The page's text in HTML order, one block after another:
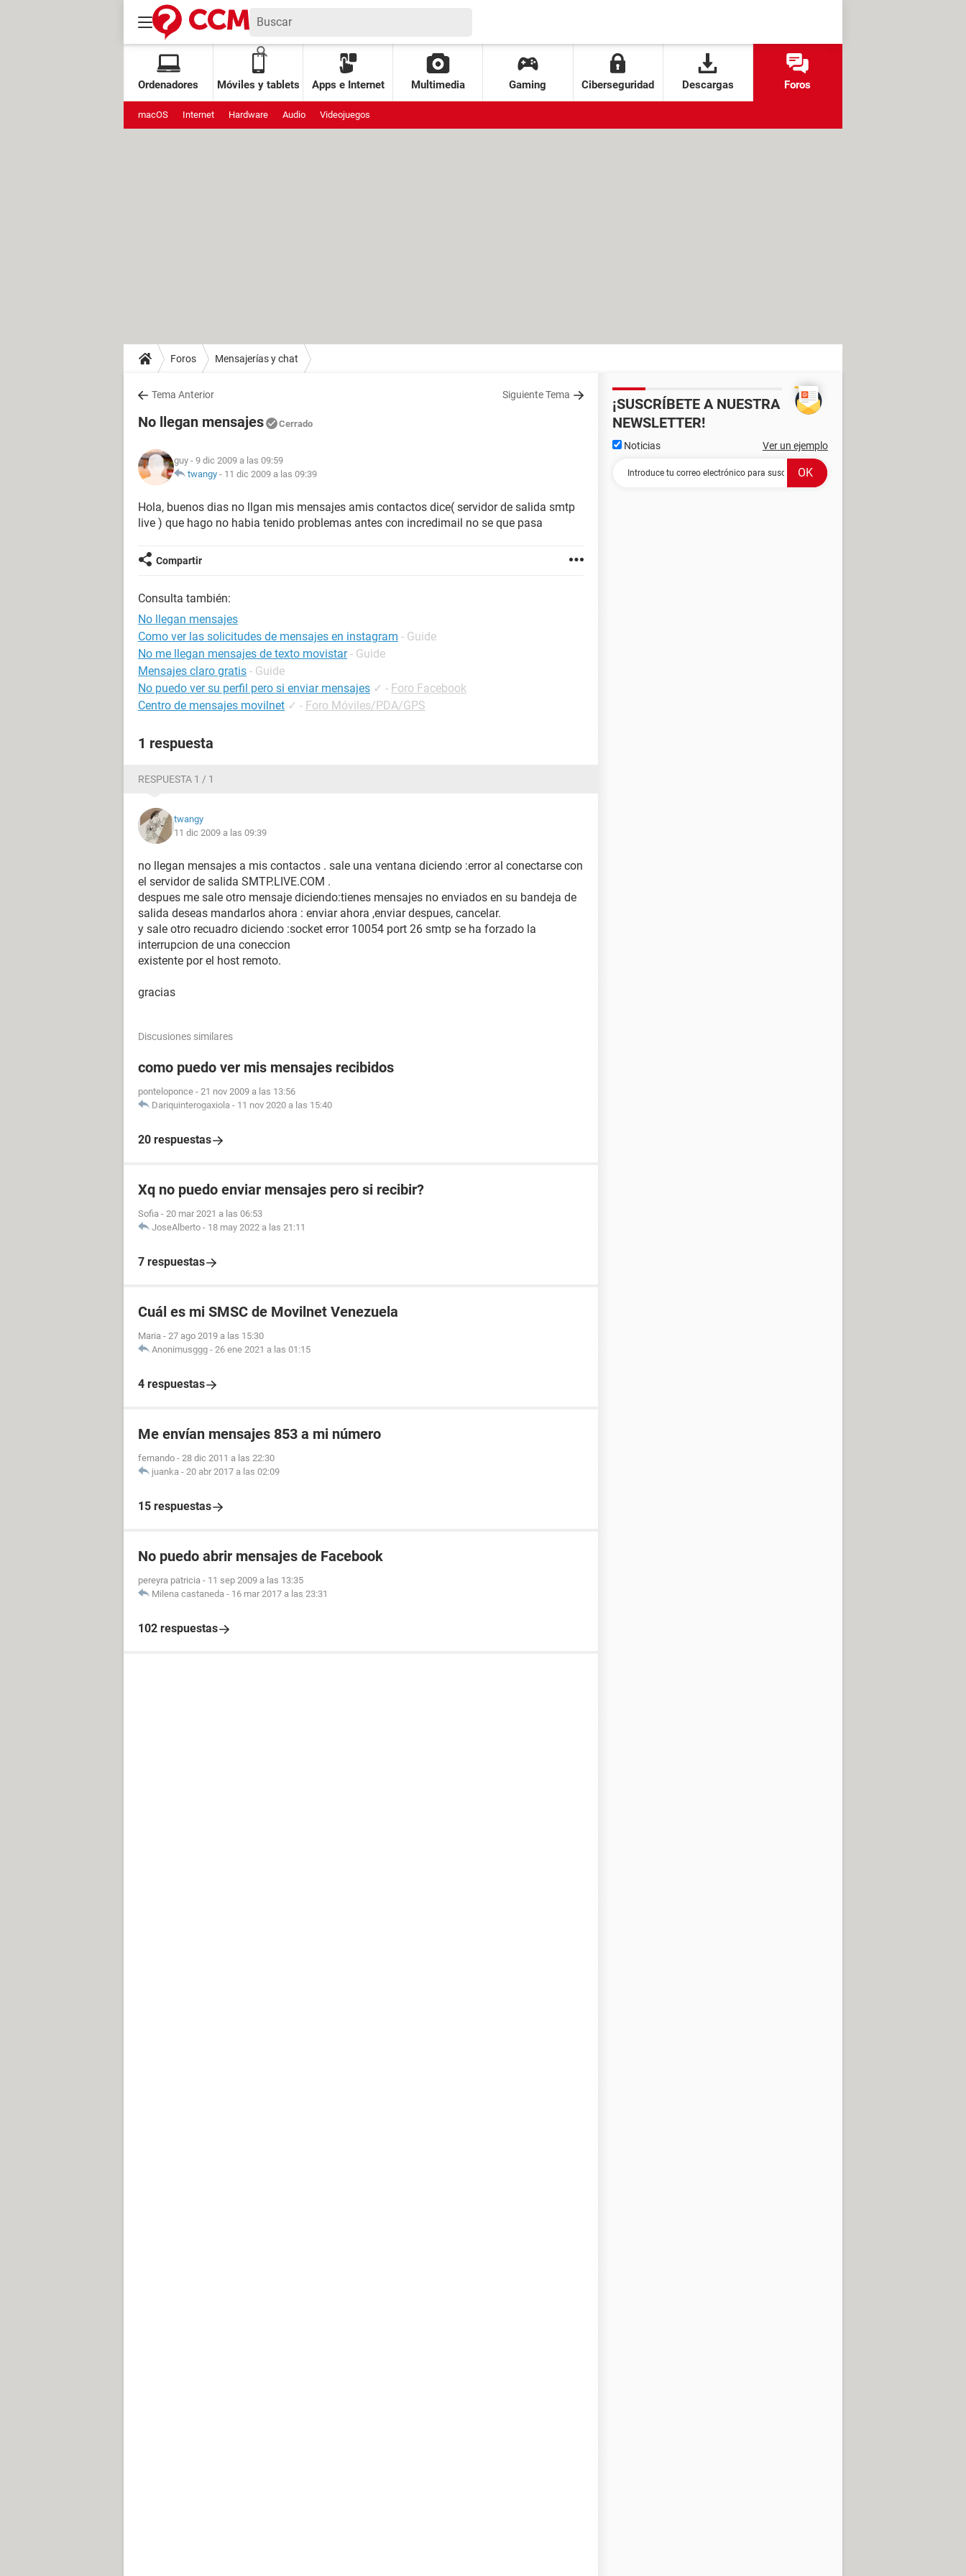
Ordenadores Móviles y tablets Apps e Internet Multimedia Gaming Ciberseguridad Descargas Foros
macOS Internet Hardware Audio Videojuegos
Foros Mensajerías y chat
Tema Anterior Siguiente Tema
No llegan mensajes Cerrado
guy - 9 dic 2009 a las 09:59
twangy - 11 dic 2009 a las 09:39
Hola, buenos dias no llgan mis mensajes amis contactos dice( servidor de salida smtp
live ) que hago no habia tenido problemas antes con incredimail no se que pasa
Compartir
Consulta también:
No llegan mensajes
Como ver las solicitudes de mensajes en instagram - Guide
No me llegan mensajes de texto movistar - Guide
Mensajes claro gratis - Guide
No puedo ver su perfil pero si enviar mensajes ✓ - Foro Facebook
Centro de mensajes movilnet ✓ - Foro Móviles/PDA/GPS
1 respuesta
RESPUESTA 1 / 1
twangy
11 dic 2009 a las 09:39
no llegan mensajes a mis contactos . sale una ventana diciendo :error al conectarse con
el servidor de salida SMTP.LIVE.COM .
despues me sale otro mensaje diciendo:tienes mensajes no enviados en su bandeja de
salida deseas mandarlos ahora : enviar ahora ,enviar despues, cancelar.
y sale otro recuadro diciendo :socket error 10054 port 26 smtp se ha forzado la
interrupcion de una coneccion
existente por el host remoto.
gracias
Discusiones similares
como puedo ver mis mensajes recibidos
ponteloponce - 21 nov 2009 a las 13:56
Dariquinterogaxiola - 11 nov 2020 a las 15:40
20 respuestas
Xq no puedo enviar mensajes pero si recibir?
Sofia - 20 mar 2021 a las 06:53
JoseAlberto - 18 may 2022 a las 21:11
7 respuestas
Cuál es mi SMSC de Movilnet Venezuela
Maria - 27 ago 2019 a las 15:30
Anonimusggg - 26 ene 2021 a las 01:15
4 respuestas
Me envían mensajes 853 a mi número
fernando - 28 dic 2011 a las 22:30
juanka - 20 abr 2017 a las 02:09
15 respuestas
No puedo abrir mensajes de Facebook
pereyra patricia - 11 sep 2009 a las 13:35
Milena castaneda - 16 mar 2017 a las 23:31
102 respuestas
¡SUSCRÍBETE A NUESTRA
NEWSLETTER!
Noticias Ver un ejemplo